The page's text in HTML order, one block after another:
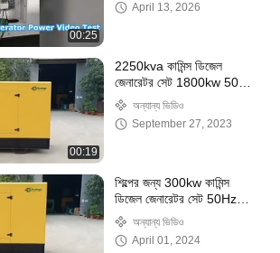
00:25
April 13, 2026
00:19
2250kva কামিন্স ডিজেল
জেনারেটর সেট 1800kw 50hz
1500rpm
অন্যান্য ভিডিও
September 27, 2023
শিল্পের জন্য 300kw কামিন্স
ডিজেল জেনারেটর সেট 50Hz
375kva নীরব ডিজেল জেনারেটর
অন্যান্য ভিডিও
April 01, 2024